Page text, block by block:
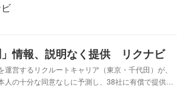
情報、説明なく提供 リクナビ
営するリクルートキャリア（東京・千代田）が、
人の十分な同意なしに予測し、38社に有償で提供…